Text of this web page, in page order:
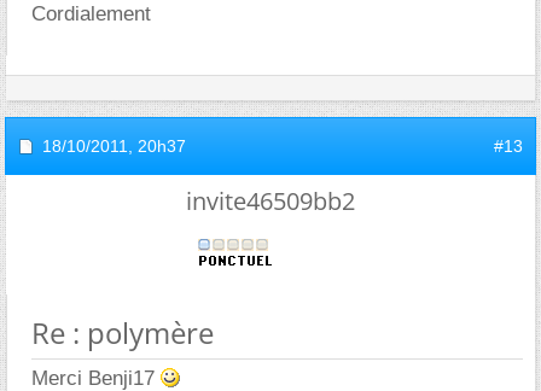
Cordialement
18/10/2011, 20h37 #13
invite46509bb2
Re : polymère
Merci Benji17